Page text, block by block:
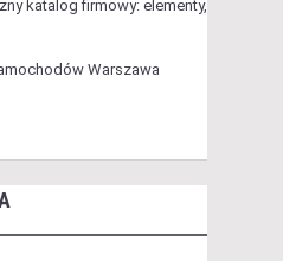
katalog firmowy: elementy,
Warszawa